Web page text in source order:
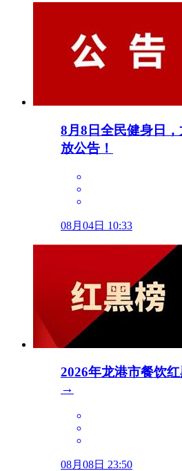
8月8日全民健身日
放公告！
08月04日 10:33
2026年龙港市餐饮
→
08月08日 23:50